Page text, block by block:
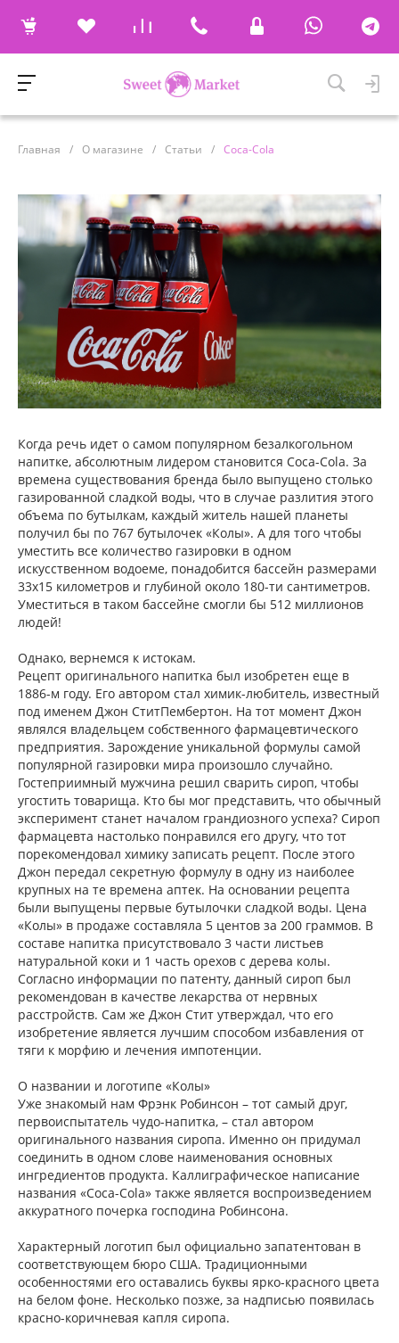
Главная / О магазине / Статьи / Coca-Cola
Когда речь идет о самом популярном безалкогольном
напитке, абсолютным лидером становится Coca-Cola. За
времена существования бренда было выпущено столько
газированной сладкой воды, что в случае разлития этого
объема по бутылкам, каждый житель нашей планеты
получил бы по 767 бутылочек «Колы». А для того чтобы
уместить все количество газировки в одном
искусственном водоеме, понадобится бассейн размерами
33х15 километров и глубиной около 180-ти сантиметров.
Уместиться в таком бассейне смогли бы 512 миллионов
людей!
Однако, вернемся к истокам.
Рецепт оригинального напитка был изобретен еще в
1886-м году. Его автором стал химик-любитель, известный
под именем Джон СтитПембертон. На тот момент Джон
являлся владельцем собственного фармацевтического
предприятия. Зарождение уникальной формулы самой
популярной газировки мира произошло случайно.
Гостеприимный мужчина решил сварить сироп, чтобы
угостить товарища. Кто бы мог представить, что обычный
эксперимент станет началом грандиозного успеха? Сироп
фармацевта настолько понравился его другу, что тот
порекомендовал химику записать рецепт. После этого
Джон передал секретную формулу в одну из наиболее
крупных на те времена аптек. На основании рецепта
были выпущены первые бутылочки сладкой воды. Цена
«Колы» в продаже составляла 5 центов за 200 граммов. В
составе напитка присутствовало 3 части листьев
натуральной коки и 1 часть орехов с дерева колы.
Согласно информации по патенту, данный сироп был
рекомендован в качестве лекарства от нервных
расстройств. Сам же Джон Стит утверждал, что его
изобретение является лучшим способом избавления от
тяги к морфию и лечения импотенции.
О названии и логотипе «Колы»
Уже знакомый нам Фрэнк Робинсон – тот самый друг,
первоиспытатель чудо-напитка, – стал автором
оригинального названия сиропа. Именно он придумал
соединить в одном слове наименования основных
ингредиентов продукта. Каллиграфическое написание
названия «Coca-Cola» также является воспроизведением
аккуратного почерка господина Робинсона.
Характерный логотип был официально запатентован в
соответствующем бюро США. Традиционными
особенностями его оставались буквы ярко-красного цвета
на белом фоне. Несколько позже, за надписью появилась
красно-коричневая капля сиропа.